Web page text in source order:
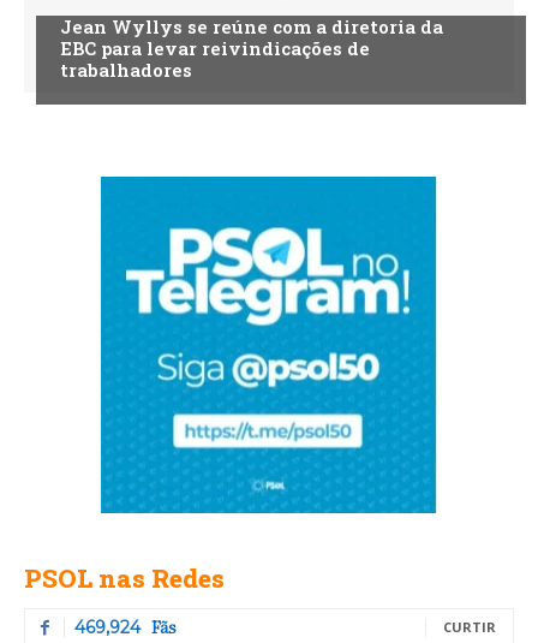
Jean Wyllys se reúne com a diretoria da
EBC para levar reivindicações de
trabalhadores
PSOL nas Redes
469,924 Fãs CURTIR